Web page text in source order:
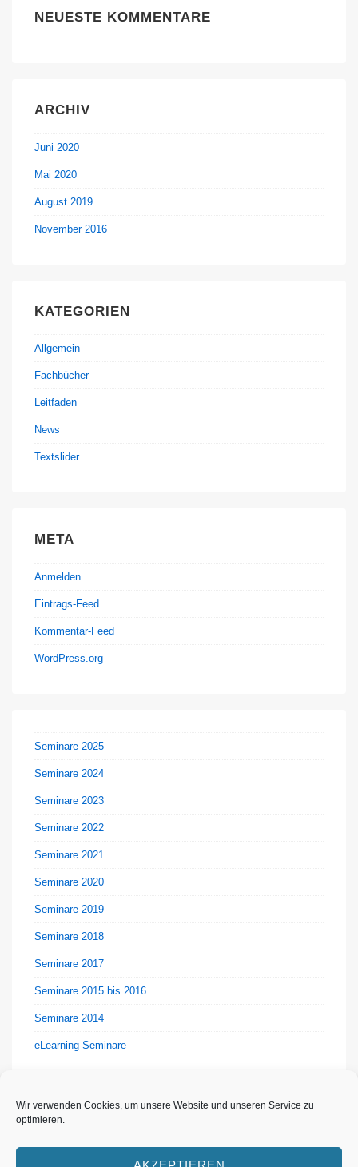
Wir verwenden Cookies, um unsere Website und unseren Service zu
optimieren.
NEUESTE KOMMENTARE
ARCHIV
Juni 2020
Mai 2020
August 2019
November 2016
KATEGORIEN
Allgemein
Fachbücher
Leitfaden
News
Textslider
META
Anmelden
Eintrags-Feed
Kommentar-Feed
WordPress.org
Seminare 2025
Seminare 2024
Seminare 2023
Seminare 2022
Seminare 2021
Seminare 2020
Seminare 2019
Seminare 2018
Seminare 2017
Seminare 2015 bis 2016
Seminare 2014
eLearning-Seminare